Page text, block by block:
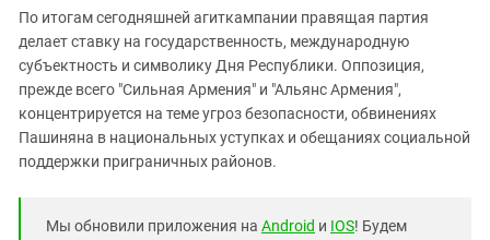
По итогам сегодняшней агиткампании правящая партия
делает ставку на государственность, международную
субъектность и символику Дня Республики. Оппозиция,
прежде всего "Сильная Армения" и "Альянс Армения",
концентрируется на теме угроз безопасности, обвинениях
Пашиняна в национальных уступках и обещаниях социальной
поддержки приграничных районов.
Мы обновили приложения на Android и IOS! Будем